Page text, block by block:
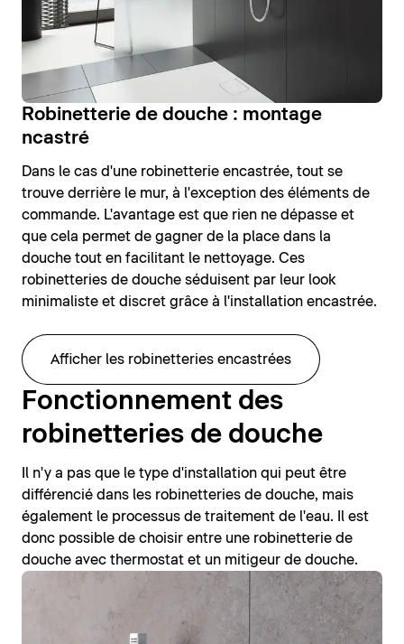
Robinetterie de douche : montage
ncastré
Dans le cas d'une robinetterie encastrée, tout se
trouve derrière le mur, à l'exception des éléments de
commande. L'avantage est que rien ne dépasse et
que cela permet de gagner de la place dans la
douche tout en facilitant le nettoyage. Ces
robinetteries de douche séduisent par leur look
minimaliste et discret grâce à l'installation encastrée.
Afficher les robinetteries encastrées
Fonctionnement des
robinetteries de douche
Il n'y a pas que le type d'installation qui peut être
différencié dans les robinetteries de douche, mais
également le processus de traitement de l'eau. Il est
donc possible de choisir entre une robinetterie de
douche avec thermostat et un mitigeur de douche.